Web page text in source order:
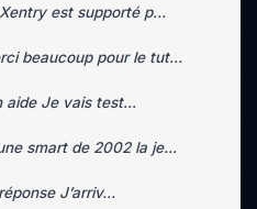
est supporté p...
beaucoup pour le tut...
aide Je vais test...
smart de 2002 la je...
J’arriv...